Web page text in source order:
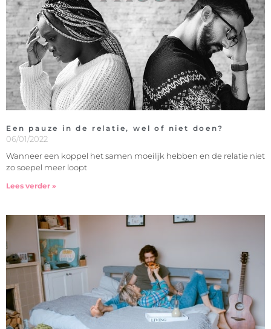
Een pauze in de relatie, wel of niet doen?
06/01/2022
Wanneer een koppel het samen moeilijk hebben en de relatie niet
zo soepel meer loopt
Lees verder »